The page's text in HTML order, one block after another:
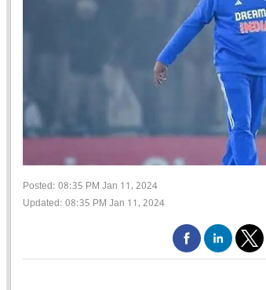
Posted: 08:35 PM Jan 11, 2024
Updated: 08:35 PM Jan 11, 2024